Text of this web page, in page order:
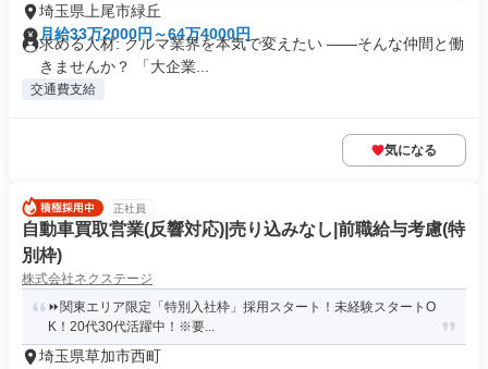
埼玉県上尾市緑丘
月給33万2000円～64万4000円
求める人材: クルマ業界を本気で変えたい ――そんな仲間と働
きませんか？ 「大企業...
交通費支給
気になる
正社員
自動車買取営業(反響対応)|売り込みなし|前職給与考慮(特
別枠)
株式会社ネクステージ
⏩️関東エリア限定「特別入社枠」採用スタート！未経験スタートO
K！20代30代活躍中！※要...
埼玉県草加市西町